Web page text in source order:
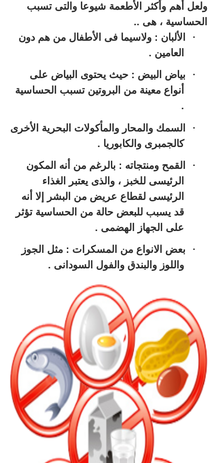
ولعل أهم وأكثر الأطعمة شيوعا والتى تسبب
الحساسية ، هى ..
·
الألبان : ولاسيما فى الأطفال من هم دون
العامين .
·
بياض البيض : حيث يحتوى البياض على
أنواع معينة من البروتين تسبب الحساسية
.
·
السمك والمحار والمأكولات البحرية الأخرى
كالجمبرى والكابوريا .
·
القمح ومنتجاته : بالرغم من أنه المكون
الرئيسى للخبز ، والذى يعتبر الغذاء
الرئيسى لقطاع عريض من البشر إلا أنه
قد يسبب للبعض حالة من الحساسية تؤثر
على الجهاز الهضمى .
·
بعض الانواع من المسكرات : مثل الجوز
واللوز والبندق والفول السودانى .